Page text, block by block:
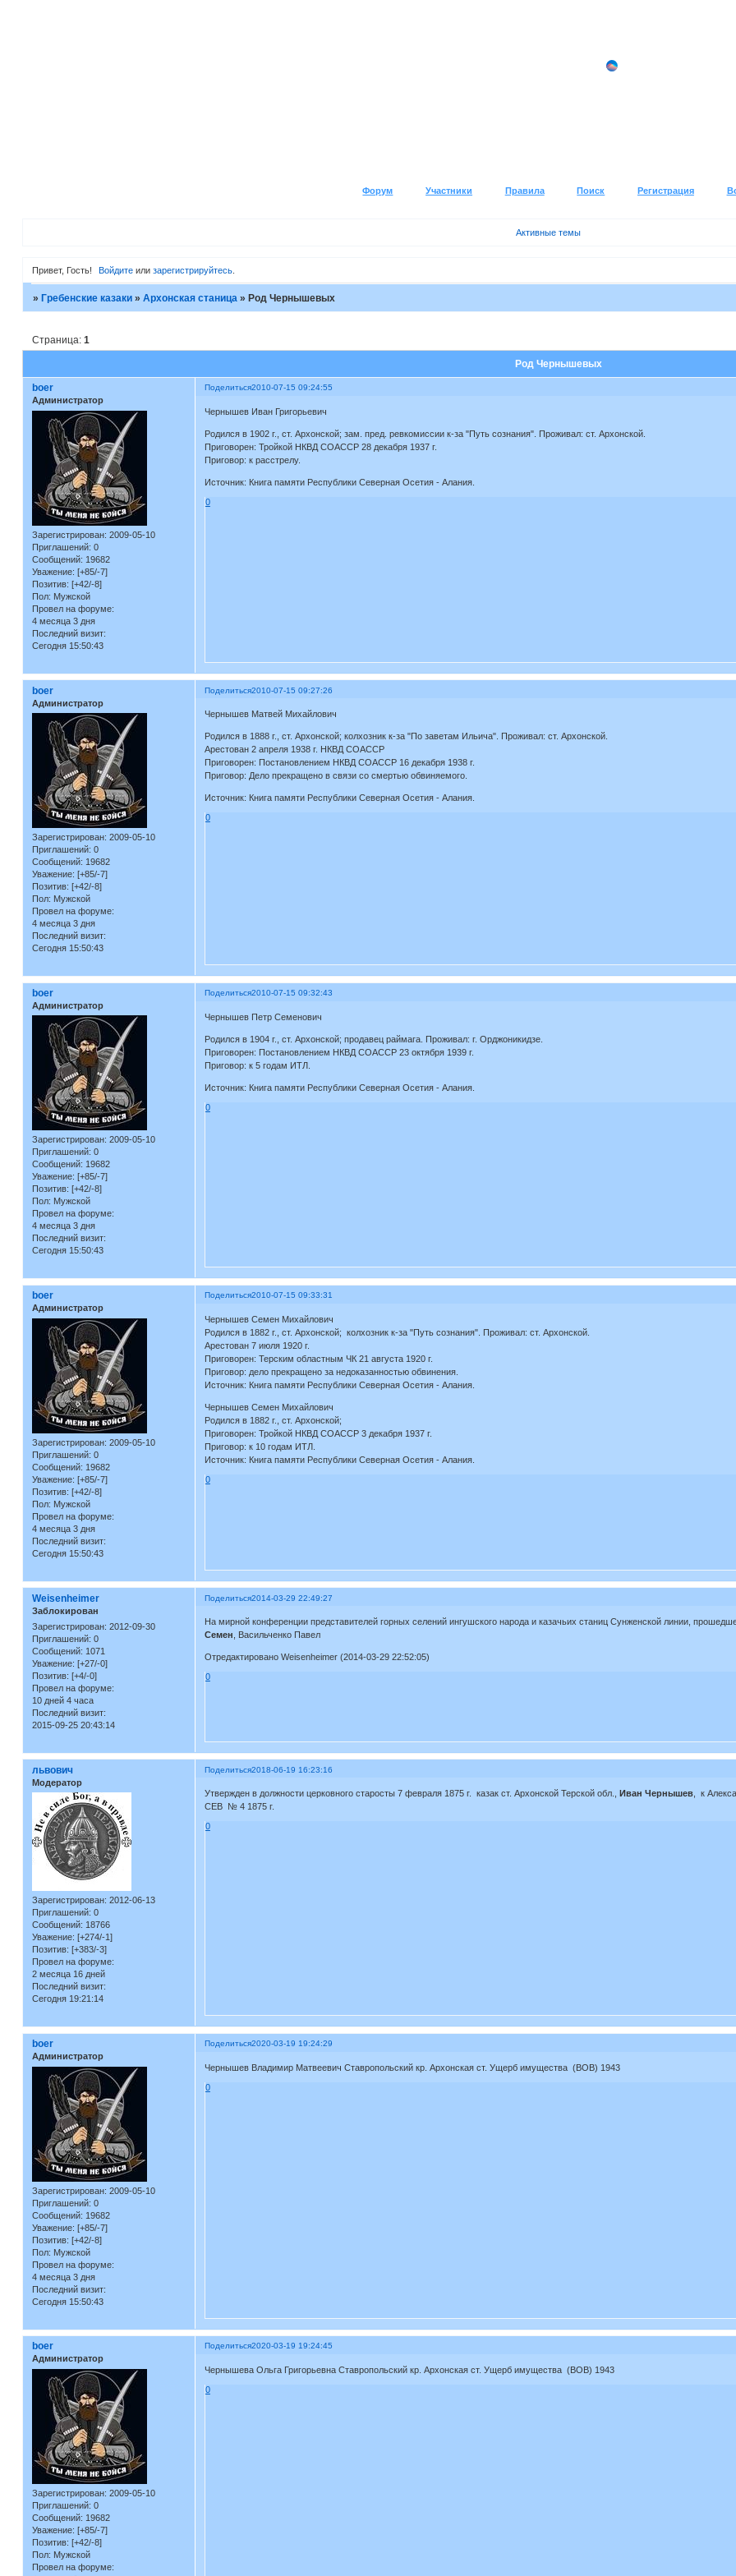
Форум Участники Правила Поиск Регистрация
Активные темы
Привет, Гость! Войдите илизарегистрируйтесь
» Гребенские казаки » Архонская станица » Род Чернышевых
Род Чернышевых
Страница: 1
Поделиться2010-07-15 09:24:55
boer
Администратор
Зарегистрирован: 2009-05-10
Приглашений: 0
Сообщений: 19682
Уважение: [+85/-7]
Позитив: [+42/-8]
Пол: Мужской
Провел на форуме:
4 месяца 3 дня
Последний визит:
Сегодня 15:50:43
Чернышев Иван Григорьевич
Родился в 1902 г., ст. Архонской; зам. пред. ревкомиссии к-за "Путь сознания". Проживал: ст. Архонской.
Приговорен: Тройкой НКВД СОАССР 28 декабря 1937 г.
Приговор: к расстрелу.
Источник: Книга памяти Республики Северная Осетия - Алания.
0
Поделиться2010-07-15 09:27:26
boer
Администратор
Зарегистрирован: 2009-05-10
Приглашений: 0
Сообщений: 19682
Уважение: [+85/-7]
Позитив: [+42/-8]
Пол: Мужской
Провел на форуме:
4 месяца 3 дня
Последний визит:
Сегодня 15:50:43
Чернышев Матвей Михайлович
Родился в 1888 г., ст. Архонской; колхозник к-за "По заветам Ильича". Проживал: ст. Архонской.
Арестован 2 апреля 1938 г. НКВД СОАССР
Приговорен: Постановлением НКВД СОАССР 16 декабря 1938 г.
Приговор: Дело прекращено в связи со смертью обвиняемого.
Источник: Книга памяти Республики Северная Осетия - Алания.
0
Поделиться2010-07-15 09:32:43
boer
Администратор
Зарегистрирован: 2009-05-10
Приглашений: 0
Сообщений: 19682
Уважение: [+85/-7]
Позитив: [+42/-8]
Пол: Мужской
Провел на форуме:
4 месяца 3 дня
Последний визит:
Сегодня 15:50:43
Чернышев Петр Семенович
Родился в 1904 г., ст. Архонской; продавец раймага. Проживал: г. Орджоникидзе.
Приговорен: Постановлением НКВД СОАССР 23 октября 1939 г.
Приговор: к 5 годам ИТЛ.
Источник: Книга памяти Республики Северная Осетия - Алания.
0
Поделиться2010-07-15 09:33:31
boer
Администратор
Зарегистрирован: 2009-05-10
Приглашений: 0
Сообщений: 19682
Уважение: [+85/-7]
Позитив: [+42/-8]
Пол: Мужской
Провел на форуме:
4 месяца 3 дня
Последний визит:
Сегодня 15:50:43
Чернышев Семен Михайлович
Родился в 1882 г., ст. Архонской; колхозник к-за "Путь сознания". Проживал: ст. Архонской.
Арестован 7 июля 1920 г.
Приговорен: Терским областным ЧК 21 августа 1920 г.
Приговор: дело прекращено за недоказанностью обвинения.
Источник: Книга памяти Республики Северная Осетия - Алания.
Чернышев Семен Михайлович
Родился в 1882 г., ст. Архонской;
Приговорен: Тройкой НКВД СОАССР 3 декабря 1937 г.
Приговор: к 10 годам ИТЛ.
Источник: Книга памяти Республики Северная Осетия - Алания.
0
Поделиться2014-03-29 22:49:27
Weisenheimer
Заблокирован
Зарегистрирован: 2012-09-30
Приглашений: 0
Сообщений: 1071
Уважение: [+27/-0]
Позитив: [+4/-0]
Провел на форуме:
10 дней 4 часа
Последний визит:
2015-09-25 20:43:14
На мирной конференции представителей горных селений ингушского народа и казачьих станиц Сунженской линии,
Семен , Васильченко Павел
Отредактировано Weisenheimer (2014-03-29 22:52:05)
0
Поделиться2018-06-19 16:23:16
львович
Модератор
Зарегистрирован: 2012-06-13
Приглашений: 0
Сообщений: 18766
Уважение: [+274/-1]
Позитив: [+383/-3]
Провел на форуме:
2 месяца 16 дней
Последний визит:
Сегодня 19:21:14
Утвержден в должности церковного старосты 7 февраля 1875 г. казак ст. Архонской Терской обл., Иван Чернышев, к
СЕВ № 4 1875 г.
0
Поделиться2020-03-19 19:24:29
boer
Администратор
Зарегистрирован: 2009-05-10
Приглашений: 0
Сообщений: 19682
Уважение: [+85/-7]
Позитив: [+42/-8]
Пол: Мужской
Провел на форуме:
4 месяца 3 дня
Последний визит:
Сегодня 15:50:43
Чернышев Владимир Матвеевич Ставропольский кр. Архонская ст. Ущерб имущества (ВОВ) 1943
0
Поделиться2020-03-19 19:24:45
boer
Администратор
Зарегистрирован: 2009-05-10
Приглашений: 0
Сообщений: 19682
Уважение: [+85/-7]
Позитив: [+42/-8]
Пол: Мужской
Провел на форуме:
Чернышева Ольга Григорьевна Ставропольский кр. Архонская ст. Ущерб имущества (ВОВ) 1943
0